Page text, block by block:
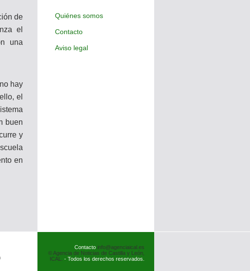
de
el
una
hay
el
buen
y
en
Quiénes somos
Contacto
Aviso legal
Contacto info@agenciaical.es
© Agencia de Noticias de Castilla y León,
ICAL.
- Todos los derechos reservados.